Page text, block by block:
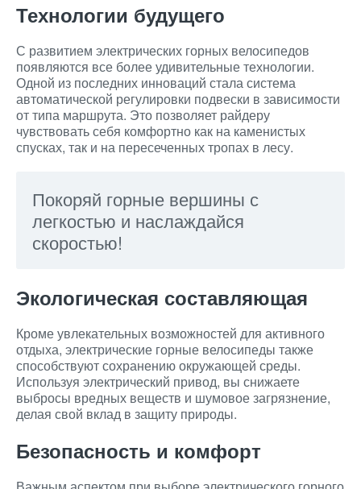
Технологии будущего
С развитием электрических горных велосипедов
появляются все более удивительные технологии.
Одной из последних инноваций стала система
автоматической регулировки подвески в зависимости
от типа маршрута. Это позволяет райдеру
чувствовать себя комфортно как на каменистых
спусках, так и на пересеченных тропах в лесу.
Покоряй горные вершины с
легкостью и наслаждайся
скоростью!
Экологическая составляющая
Кроме увлекательных возможностей для активного
отдыха, электрические горные велосипеды также
способствуют сохранению окружающей среды.
Используя электрический привод, вы снижаете
выбросы вредных веществ и шумовое загрязнение,
делая свой вклад в защиту природы.
Безопасность и комфорт